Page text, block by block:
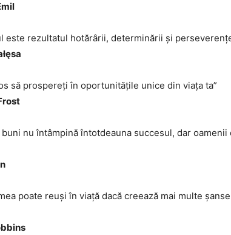
este rezultatul hotărârii, determinării și
să prospereți în oportunitățile unice din viața ta”
buni nu întâmpină întotdeauna succesul, dar
poate reuși în viață dacă creează mai multe